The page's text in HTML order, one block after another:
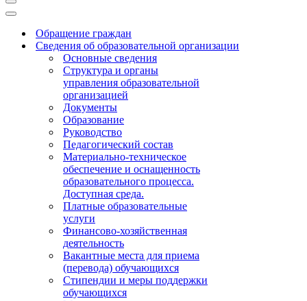
Меню
навигации
Меню
навигацииОбращение граждан
Сведения об образовательной организации
Основные сведения
Структура и органы
управления образовательной
организацией
Документы
Образование
Руководство
Педагогический состав
Материально-техническое
обеспечение и оснащенность
образовательного процесса.
Доступная среда.
Платные образовательные
услуги
Финансово-хозяйственная
деятельность
Вакантные места для приема
(перевода) обучающихся
Стипендии и меры поддержки
обучающихся